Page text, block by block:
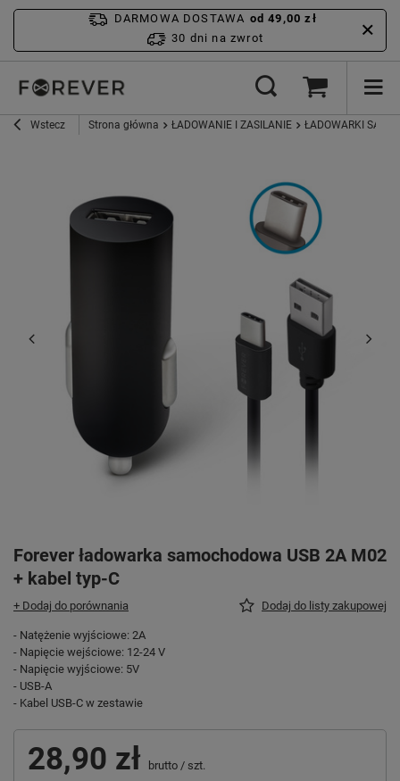
DARMOWA DOSTAWA od 49,00 zł
30 dni na zwrot
Wstecz Strona główna ŁADOWANIE I ZASILANIE ŁADOWARKI
Forever ładowarka samochodowa USB 2A M02
+ kabel typ-C
+ Dodaj do porównania Dodaj do listy zakupowej
- Natężenie wyjściowe: 2A
- Napięcie wejściowe: 12-24 V
- Napięcie wyjściowe: 5V
- USB-A
- Kabel USB-C w zestawie
28,90 zł brutto / szt.